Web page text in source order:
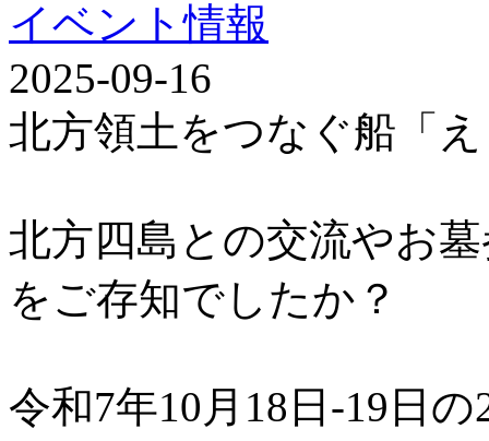
イベント情報
2025-09-16
北方領土をつなぐ船「
北方四島との交流やお
をご存知でしたか？
令和7年10月18日-19日の